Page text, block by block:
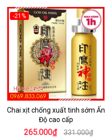
-21%
Chai xịt chống xuất tinh sớm Ấn
Độ cao cấp
265.000₫ 331.000₫